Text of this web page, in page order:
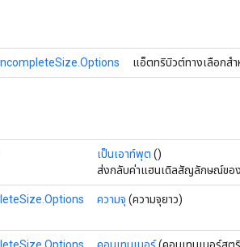
แอ็ตทริบิวต์ทางเลือกส
เป็นเอาท์พุต ()
ส่งกลับค่าแฮนเดิลสัญลักษณ์ของ
ความจุ (ความจุยาว)